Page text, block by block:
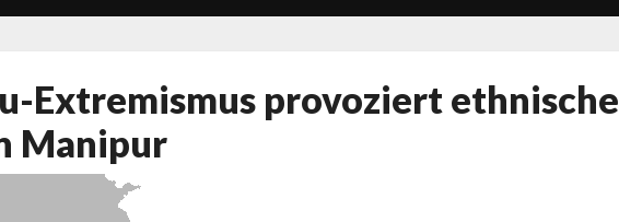
Extremismus provoziert ethnische
Manipur